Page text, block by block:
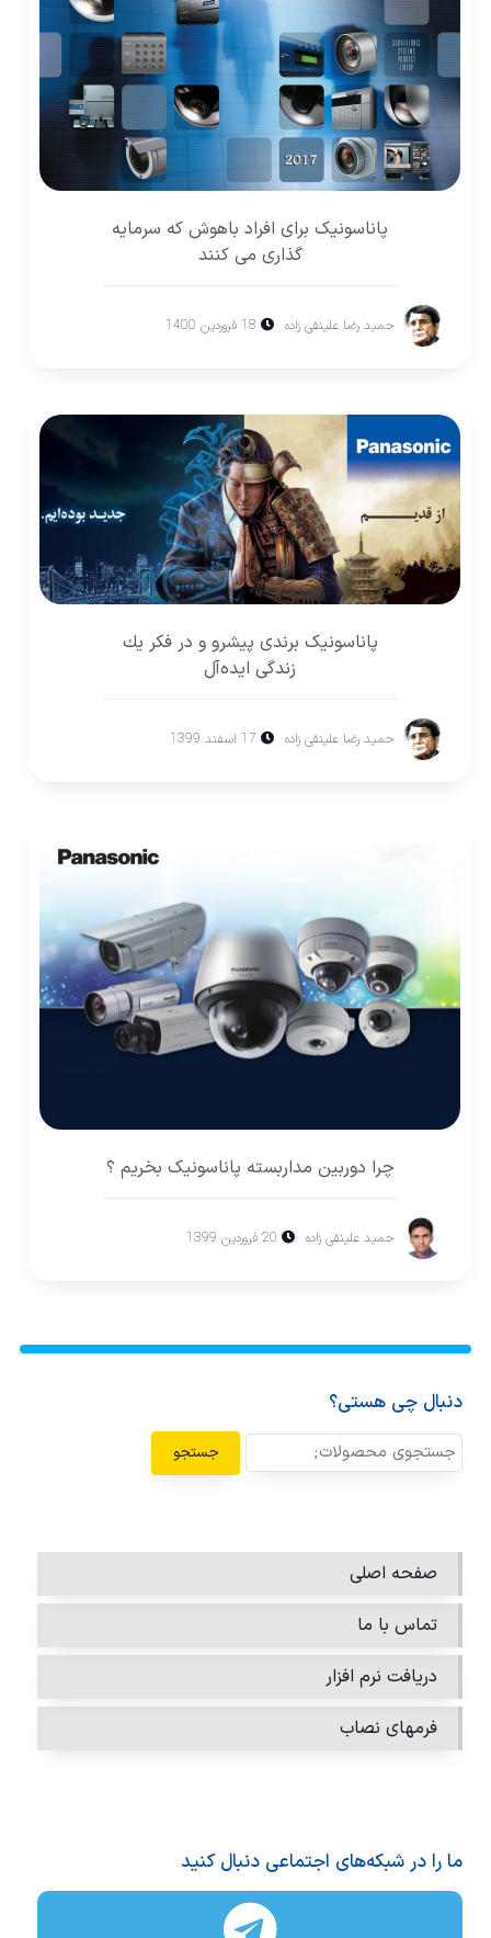
پاناسونيک برای افراد باهوش كه سرمايه
گذاری می كنند
حمید رضا علینقی زاده 18 فروردین 1400
پاناسونيک برندی پيشرو و در فكر يك
زندگی ايده‌آل
حمید رضا علینقی زاده 17 اسفند 1399
چرا دوربين مداربسته پاناسونيک بخريم ؟
حميد علينقی زاده 20 فروردین 1399
دنبال چی هستی؟
جستجو
صفحه اصلی
تماس با ما
دریافت نرم افزار
فرمهای نصاب
ما را در شبکه‌های اجتماعی دنبال کنید